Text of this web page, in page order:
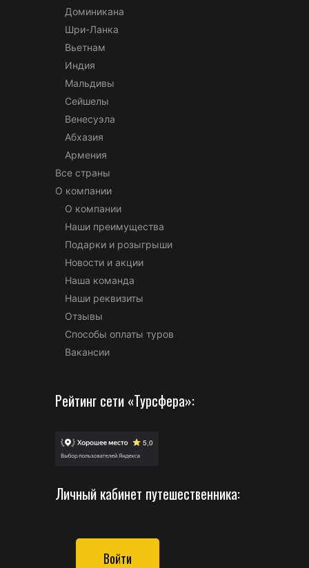
Доминикана
Шри-Ланка
Вьетнам
Индия
Мальдивы
Сейшелы
Венесуэла
Абхазия
Армения
Все страны
О компании
О компании
Наши преимущества
Подарки и розыгрыши
Новости и акции
Наша команда
Наши реквизиты
Отзывы
Способы оплаты туров
Вакансии
Рейтинг сети «Турсфера»:
Личный кабинет путешественника:
Войти